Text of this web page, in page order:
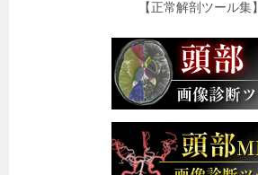
【正常解剖ツール集】